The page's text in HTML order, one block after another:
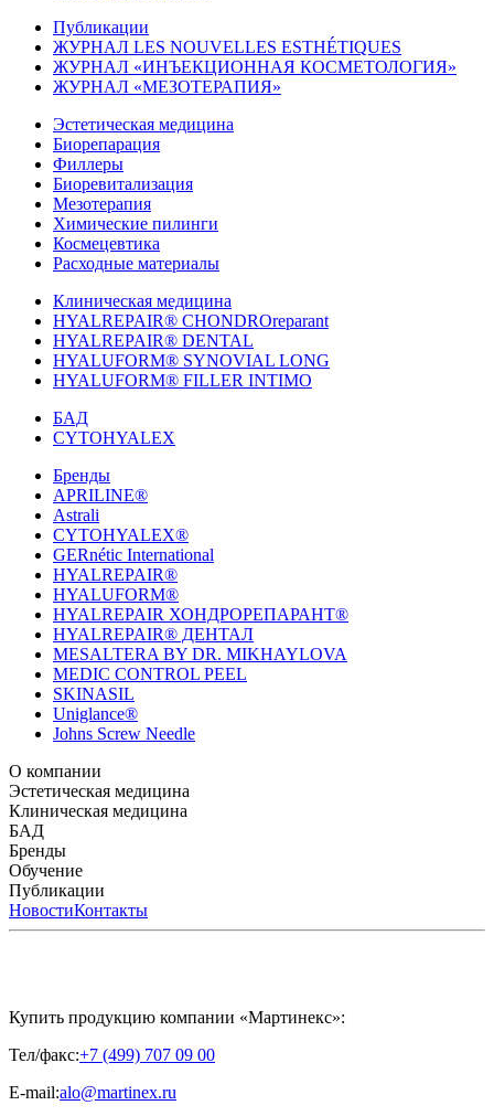
Публикации
ЖУРНАЛ LES NOUVELLES ESTHÉTIQUES
ЖУРНАЛ «ИНЪЕКЦИОННАЯ КОСМЕТОЛОГИЯ»
ЖУРНАЛ «МЕЗОТЕРАПИЯ»
Эстетическая медицина
Биорепарация
Филлеры
Биоревитализация
Мезотерапия
Химические пилинги
Космецевтика
Расходные материалы
Клиническая медицина
HYALREPAIR® CHONDROreparant
HYALREPAIR® DENTAL
HYALUFORM® SYNOVIAL LONG
HYALUFORM® FILLER INTIMO
БАД
CYTOHYALEX
Бренды
APRILINE®
Astrali
CYTOHYALEX®
GERnétic International
HYALREPAIR®
HYALUFORM®
HYALREPAIR ХОНДРОРЕПАРАНТ®
HYALREPAIR® ДЕНТАЛ
MESALTERA BY DR. MIKHAYLOVA
MEDIC CONTROL PEEL
SKINASIL
Uniglance®
Johns Screw Needle
О компании
История компанииНаучный центр
центрПатентыЛаборатория
Мезотерапии
Эстетическая медицина
БиорепарацияФиллеры
пилинги
Клиническая медицина
HYALREPAIR® CHONDROreparant
DENTAL
FILLER INTIMO
БАД
CYTOHYALEX
Бренды
APRILINE®
InternationalHYALREPAIR®
ХОНДРОРЕПАРАНТ®
ДЕНТАЛMESALTERA BY DR. MIKHAYLOVAMEDIC
Обучение
Расписание мероприятий
обученияПреподаватели
Публикации
ЖУРНАЛ LES NOUVELLES ESTHÉTIQUES
«ИНЪЕКЦИОННАЯ КОСМЕТОЛОГИЯ»ЖУРНАЛ
НовостиКонтакты
Купить продукцию компании «Мартинекс»:
Тел/факс:+7 (499) 707 09 00
E-mail:alo@martinex.ru